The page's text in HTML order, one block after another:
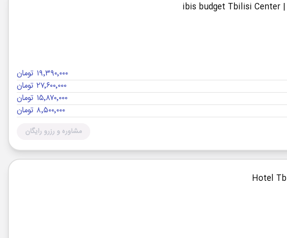
| ibis budget Tbilisi Center
۱۹٬۳۹۰٬۰۰۰ تومان
۲۷٬۶۰۰٬۰۰۰ تومان
۱۵٬۸۷۰٬۰۰۰ تومان
۸٬۵۰۰٬۰۰۰ تومان
مشاوره و رزرو رایگان